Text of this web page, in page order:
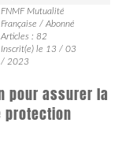
FNMF Mutualité
Française / Abonné
Articles : 82
Inscrit(e) le 13 / 03
/ 2023
pour assurer la
protection